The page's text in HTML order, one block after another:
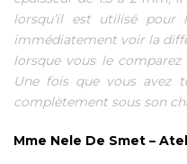
lorsqu’il est utilisé pour
immédiatement voir la
lorsque vous le comparez
Une fois que vous avez
complètement sous son
Mme Nele De Smet –